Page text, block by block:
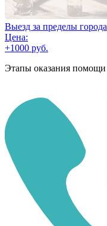
Выезд за пределы города
Цена:
+1000 руб.
Этапы оказания помощи